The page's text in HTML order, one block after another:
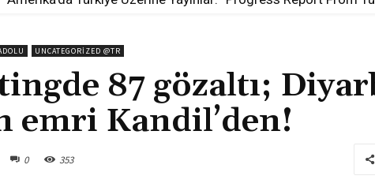
UNCATEGORIZED @TR
87 gözaltı;
Kandil’den!
0 353